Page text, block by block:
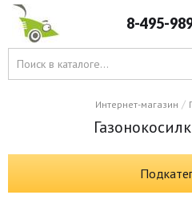
8-495-
Интернет-магазин /